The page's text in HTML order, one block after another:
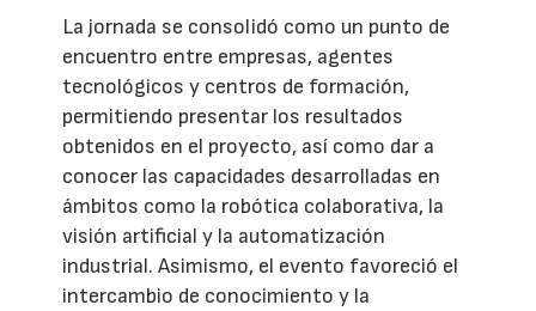
La jornada se consolidó como un punto de
encuentro entre empresas, agentes
tecnológicos y centros de formación,
permitiendo presentar los resultados
obtenidos en el proyecto, así como dar a
conocer las capacidades desarrolladas en
ámbitos como la robótica colaborativa, la
visión artificial y la automatización
industrial. Asimismo, el evento favoreció el
intercambio de conocimiento y la